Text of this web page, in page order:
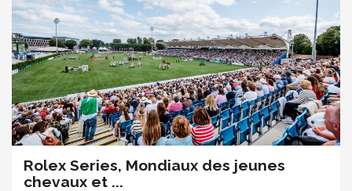
Rolex Series, Mondiaux des jeunes
chevaux et ...